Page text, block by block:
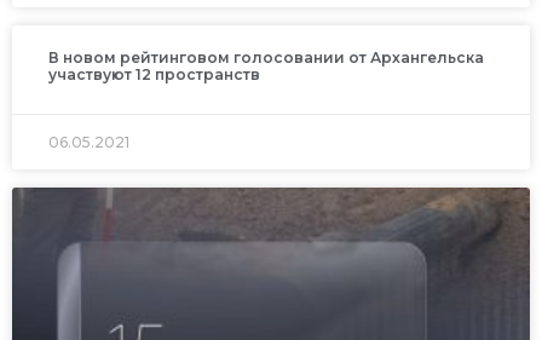
В новом рейтинговом голосовании от Архангельска
участвуют 12 пространств
06.05.2021